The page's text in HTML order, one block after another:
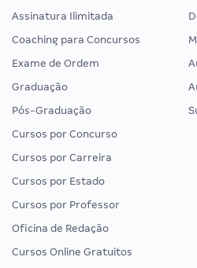
Assinatura Ilimitada
Coaching para Concursos
Exame de Ordem
Graduação
Pós-Graduação
Cursos por Concurso
Cursos por Carreira
Cursos por Estado
Cursos por Professor
Oficina de Redação
Cursos Online Gratuitos